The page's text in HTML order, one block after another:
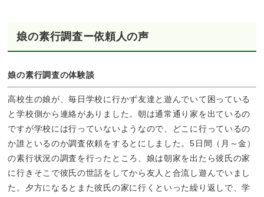
娘の素行調査ー依頼人の声
娘の素行調査の体験談
高校生の娘が、毎日学校に行かず友達と遊んでいて困っている
と学校側から連絡がありました。朝は通常通り家を出ているの
ですが学校には行っていないようなので、どこに行っているの
か誰といるのか調査依頼をするとにしました。5日間（月～金）
の素行状況の調査を行ったところ、娘は朝家を出たら彼氏の家
に行きそこで彼氏の世話をしてから友人と合流し遊んでいまし
た。夕方になるとまた彼氏の家に行くといった繰り返しで、学